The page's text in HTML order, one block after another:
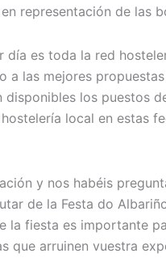
en representación de las
día es toda la red
a las mejores
disponibles los puestos
local en estas
y nos habéis
de la Festa do
la fiesta es importante
que arruinen vuestra